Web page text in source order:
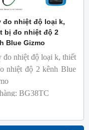
đo nhiệt độ loại k,
bị đo nhiệt độ 2
Blue Gizmo
đo nhiệt độ loại k, thiết
nhiệt độ 2 kênh Blue
BG38TC